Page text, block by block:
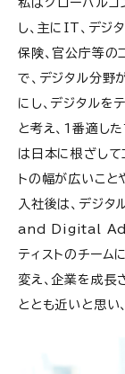
私はグローバルコ
し、主にIT、デジ
保険、官公庁等の
で、デジタル分野
にし、デジタルを
と考え、1番適し
は日本に根ざして
トの幅が広いこと
入社後は、デジ
and Digital
ティストのチーム
変え、企業を成長
ととも近いと思い